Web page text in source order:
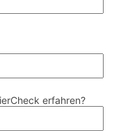
erfahren?